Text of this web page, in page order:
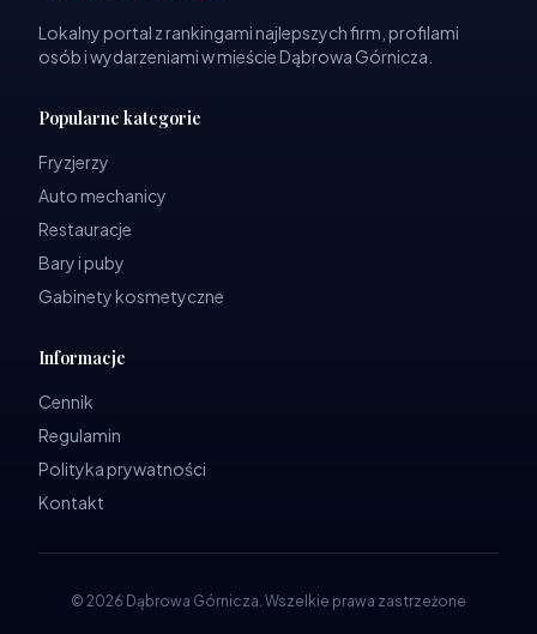
Lokalny portal z rankingami najlepszych firm, profilami
osób i wydarzeniami w mieście Dąbrowa Górnicza.
Popularne kategorie
Fryzjerzy
Auto mechanicy
Restauracje
Bary i puby
Gabinety kosmetyczne
Informacje
Cennik
Regulamin
Polityka prywatności
Kontakt
© 2026 Dąbrowa Górnicza. Wszelkie prawa zastrzeżone